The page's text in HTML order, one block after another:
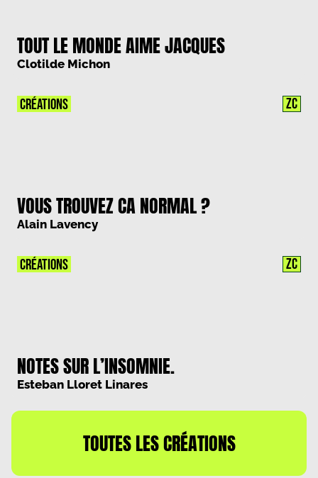
TOUT LE MONDE AIME JACQUES
Clotilde Michon
VOUS TROUVEZ CA NORMAL ?
Alain Lavency
CRÉATIONS ZC
NOTES SUR L’INSOMNIE.
Esteban Lloret Linares
CRÉATIONS ZC
TOUTES LES CRÉATIONS